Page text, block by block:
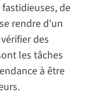
de
rendre d'un
des
les tâches
à être